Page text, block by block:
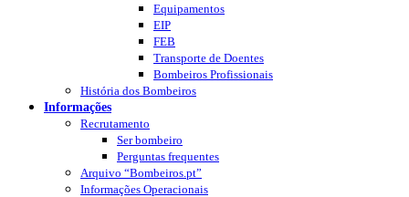
Equipamentos
EIP
FEB
Transporte de Doentes
Bombeiros Profissionais
História dos Bombeiros
Informações
Recrutamento
Ser bombeiro
Perguntas frequentes
Arquivo “Bombeiros.pt”
Informações Operacionais